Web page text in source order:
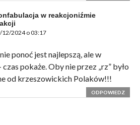
w reakcjoniźmie
12/2024 o 03:17
ponoć jest najlepszą, ale w
pokaże. Oby nie przez „rz” było
od krzeszowickich Polaków!!!
ODPOWIEDZ